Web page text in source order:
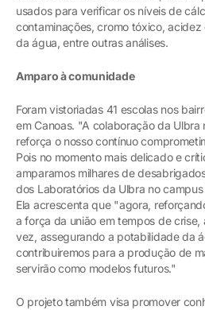
usados para verificar os níveis de
contaminações, cromo tóxico, acidez
da água, entre outras análises.
Amparo à comunidade
Foram vistoriadas 41 escolas nos
em Canoas. "A colaboração da Ulbra
reforça o nosso contínuo
Pois no momento mais delicado e
amparamos milhares de
dos Laboratórios da Ulbra no
Ela acrescenta que "agora,
a força da união em tempos de crise,
vez, assegurando a potabilidade da
contribuiremos para a produção de
servirão como modelos futuros."
O projeto também visa promover